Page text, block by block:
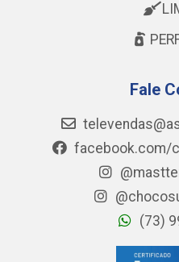
Fale
facebook.com/
(73)